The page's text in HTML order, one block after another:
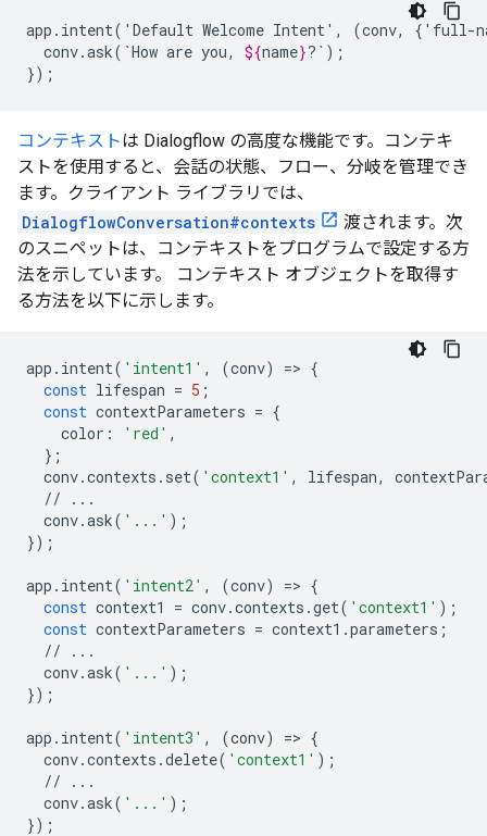
app.intent('Default Welcome Intent', (conv,
{'full-
conv.ask(`How are you, ${name}?`);
});
コンテキストは Dialogflow の高度な機能です。コンテキ
ストを使用すると、会話の状態、フロー、分岐を管理でき
ます。クライアント ライブラリでは、
DialogflowConversation#contexts
渡されます。次
のスニペットは、コンテキストをプログラムで設定する方
法を示しています。 コンテキスト オブジェクトを取得す
る方法を以下に示します。
app . intent( 'intent1' , (conv) => {
const lifespan = 5 ;
const contextParameters = {
color : 'red' ,
};
conv.contexts . set( 'context1' , lifespan,
//
...
conv.ask( '...' );
});
app . intent( 'intent2' , (conv) => {
const context1 = conv.contexts .get( 'context1' );
const contextParameters = context1 .parameters ;
//
...
conv.ask( '...' );
});
app . intent( 'intent3' , (conv) => {
conv.contexts .delete( 'context1' );
//
...
conv.ask( '...' );
});